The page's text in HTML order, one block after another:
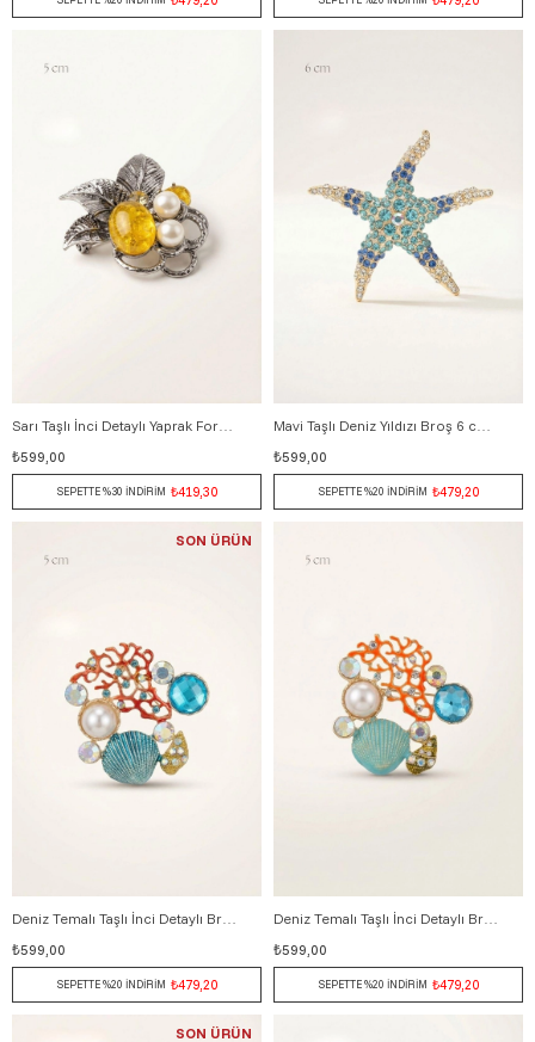
Sarı Taşlı İnci Detaylı Yaprak Formlu Broş 5 cm GÜMÜŞ
₺599,00
SEPETTE %30 İNDİRİM ₺419,30
Mavi Taşlı Deniz Yıldızı Broş 6 cm ALTIN
₺599,00
SEPETTE %20 İNDİRİM ₺479,20
₺599,00
SEPETTE %20 İNDİRİM ₺479,20
SON ÜRÜN
₺599,00
SEPETTE %20 İNDİRİM ₺479,20
SON ÜRÜN